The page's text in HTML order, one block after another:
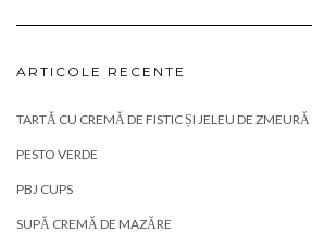
ARTICOLE RECENTE
TARTĂ CU CREMĂ DE FISTIC ȘI JELEU DE ZMEURĂ
PESTO VERDE
PBJ CUPS
SUPĂ CREMĂ DE MAZĂRE